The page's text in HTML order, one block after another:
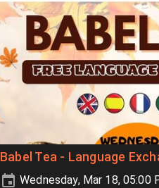
Babel Tea - Language
Wednesday, Mar 18, 05:00